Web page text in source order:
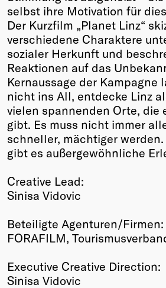
selbst ihre Motivation für
Der Kurzfilm „Planet Linz“
verschiedene Charaktere
sozialer Herkunft und
Reaktionen auf das
Kernaussage der Kampagne
nicht ins All, entdecke Linz
vielen spannenden Orte, die
gibt. Es muss nicht immer
schneller, mächtiger
gibt es außergewöhnliche
Creative Lead:
Sinisa Vidovic
Beteiligte Agenturen/Firmen:
FORAFILM,
Executive Creative Direction:
Sinisa Vidovic